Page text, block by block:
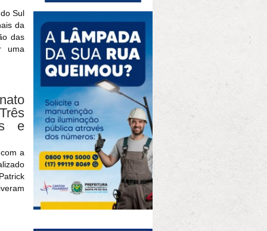
Sul
da
das
uma
e
a